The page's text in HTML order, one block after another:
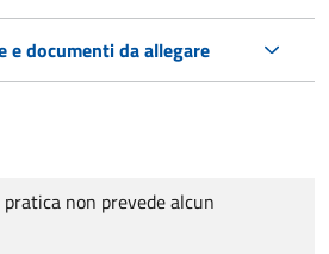
e documenti da allegare
non prevede alcun